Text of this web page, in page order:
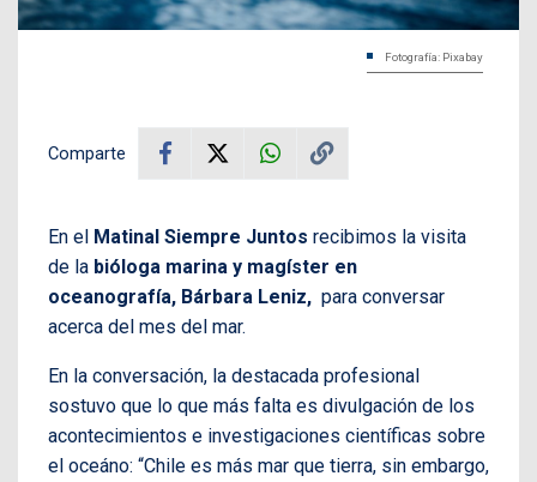
Fotografía: Pixabay
Comparte
En el Matinal Siempre Juntos recibimos la visita
de la bióloga marina y magíster en
oceanografía, Bárbara Leniz, para conversar
acerca del mes del mar.
En la conversación, la destacada profesional
sostuvo que lo que más falta es divulgación de los
acontecimientos e investigaciones científicas sobre
el oceáno: “Chile es más mar que tierra, sin embargo,